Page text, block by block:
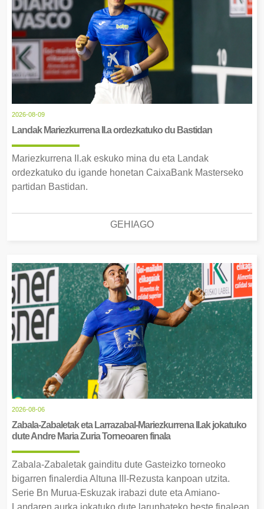
2026-08-09
Landak Mariezkurrena II.a ordezkatuko du Bastidan
Mariezkurrena II.ak eskuko mina du eta Landak
ordezkatuko du igande honetan CaixaBank Masterseko
partidan Bastidan.
GEHIAGO
2026-08-06
Zabala-Zabaletak eta Larrazabal-Mariezkurrena II.ak jokatuko
dute Andre Maria Zuria Torneoaren finala
Zabala-Zabaletak gainditu dute Gasteizko torneoko
bigarren finalerdia Altuna III-Rezusta kanpoan utzita.
Serie Bn Murua-Eskuzak irabazi dute eta Amiano-
Landaren aurka jokatuko dute larunbateko beste finalean.